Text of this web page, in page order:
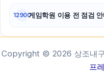
12900게임학원 이용 전 점검
Copyright © 2026 상조내
프